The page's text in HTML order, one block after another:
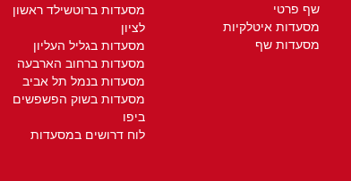
שף פרטי
מסעדות איטלקיות
מסעדות שף
מסעדות ברוטשילד ראשון
לציון
מסעדות בגליל העליון
מסעדות ברחוב הארבעה
מסעדות בנמל תל אביב
מסעדות בשוק הפשפשים
ביפו
לוח דרושים במסעדות